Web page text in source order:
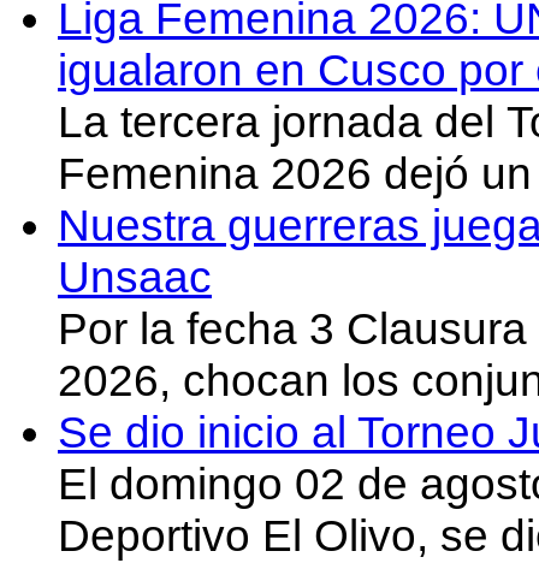
Liga Femenina 2026:
igualaron en Cusco
La tercera jornada del
Femenina 2026 dejó
Nuestra guerreras
Unsaac
Por la fecha 3
2026, chocan los
Se dio inicio al Torneo
El domingo 02 de
Deportivo El Olivo, se